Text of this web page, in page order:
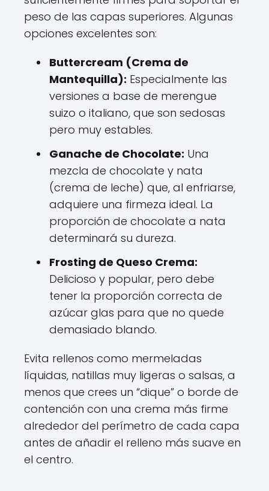
peso de las capas superiores. Algunas
opciones excelentes son:
Buttercream (Crema de
Mantequilla): Especialmente las
versiones a base de merengue
suizo o italiano, que son sedosas
pero muy estables.
Ganache de Chocolate: Una
mezcla de chocolate y nata
(crema de leche) que, al enfriarse,
adquiere una firmeza ideal. La
proporción de chocolate a nata
determinará su dureza.
Frosting de Queso Crema:
Delicioso y popular, pero debe
tener la proporción correcta de
azúcar glas para que no quede
demasiado blando.
Evita rellenos como mermeladas
líquidas, natillas muy ligeras o salsas, a
menos que crees un “dique” o borde de
contención con una crema más firme
alrededor del perímetro de cada capa
antes de añadir el relleno más suave en
el centro.